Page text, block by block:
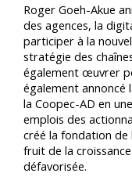
Roger Goeh-Akue
des agences, la
participer à la
stratégie des
également œuvrer
également
la Coopec-AD en
emplois des
créé la fondation
fruit de la
défavorisée.